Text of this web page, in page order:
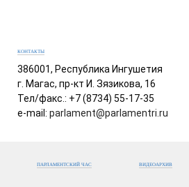
КОНТАКТЫ
386001, Республика Ингушетия
г. Магас, пр-кт И. Зязикова, 16
Тел/факс.: +7 (8734) 55-17-35
e-mail: parlament@parlamentri.ru
ПАРЛАМЕНТСКИЙ ЧАС ВИДЕОАРХИВ